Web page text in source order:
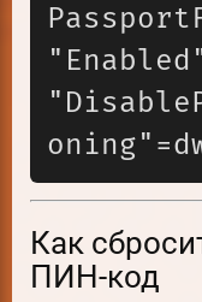
Как
ПИН-код